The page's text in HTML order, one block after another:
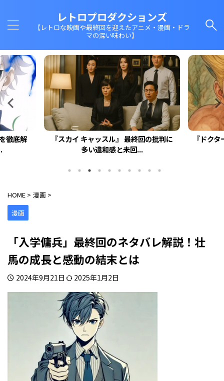
レトロプロダクションズ
【レトロな映画や最終回を迎えたアニメ・漫画・ドラ
マの深い味わい】
批判に
『ドクターストーン 』最終回がひどい理
由と読者のリアル...
最終回
HOME > 漫画 >
漫画
「入学傭兵」最終回のネタバレ解説！壮
馬の成長と感動の結末とは
2024年9月21日 2025年1月2日